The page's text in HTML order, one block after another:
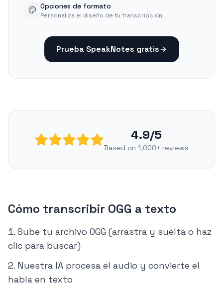
Opciones de formato
Personaliza el diseño de tu transcripción
Prueba SpeakNotes gratis
4.9/5
Based on 1,000+ reviews
Cómo transcribir OGG a texto
Sube tu archivo OGG (arrastra y suelta o haz
clic para buscar)
Nuestra IA procesa el audio y convierte el
habla en texto